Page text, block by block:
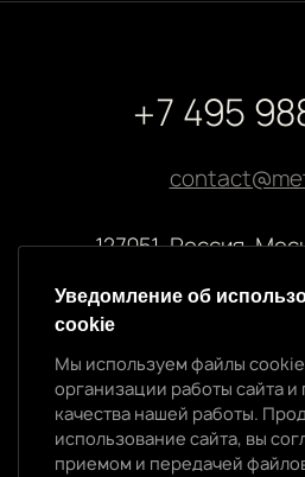
+7 495
127051, Россия,
Реквизиты
ООО “МЭФ
ИНН
ОГРН
Уведомление об
Уведомление об
cookie
Мы используем файлы
организации работы сайта
качества нашей работы.
использование сайта, вы
приемом и передачей